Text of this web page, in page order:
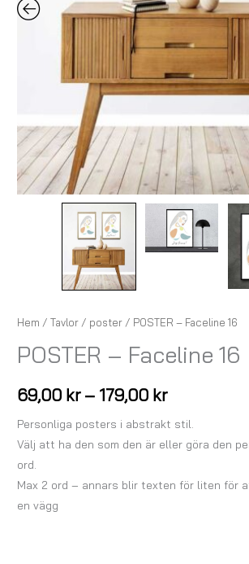
Hem /Tavlor / poster / POSTER – Faceline 16
POSTER – Faceline 16
69,00 kr – 179,00 kr
Personliga posters i abstrakt stil.
Välj att ha den som den är eller göra den
ord.
Max 2 ord – annars blir texten för liten för
en vägg